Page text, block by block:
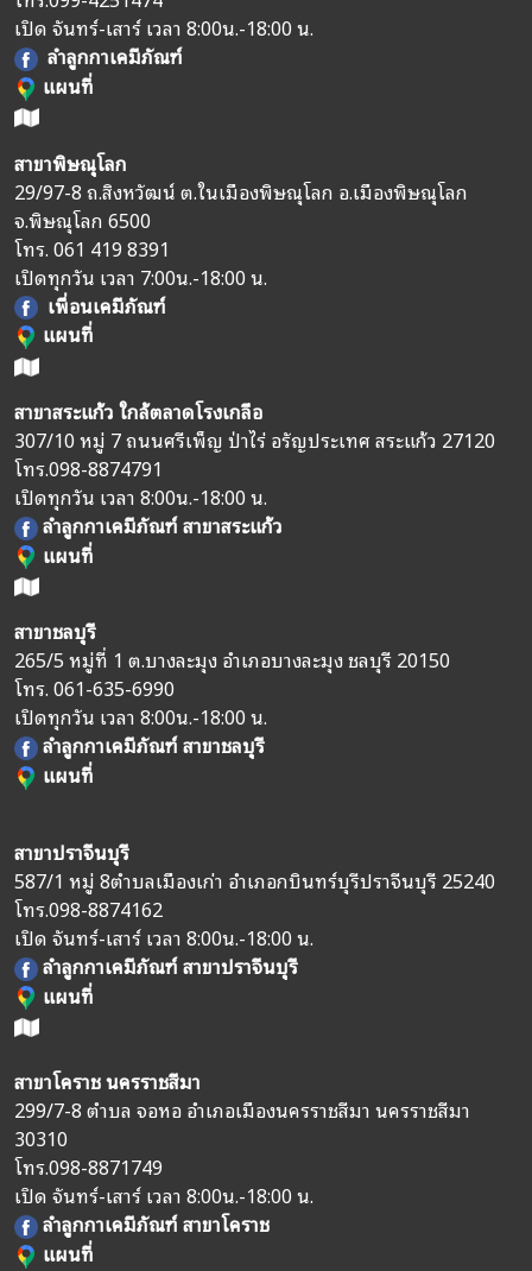
เปิด จันทร์-เสาร์ เวลา 8:00น.-18:00 น.
ลำลูกกาเคมีภัณฑ์
แผนที่
สาขาพิษณุโลก
29/97-8 ถ.สิงหวัฒน์ ต.ในเมืองพิษณุโลก อ.เมืองพิษณุโลก
จ.พิษณุโลก 6500
โทร.061 419 8391
เปิดทุกวัน เวลา 7:00น.-18:00 น.
เพื่อนเคมีภัณฑ์
แผนที่
สาขาสระแก้ว ใกล้ตลาดโรงเกลือ
307/10 หมู่ 7 ถนนศรีเพ็ญ ป่าไร่ อรัญประเทศ สระแก้ว 27120
โทร.098-8874791
เปิดทุกวัน เวลา 8:00น.-18:00 น.
ลำลูกกาเคมีภัณฑ์ สาขาสระแก้ว
แผนที่
สาขาชลบุรี
265/5 หมู่ที่ 1 ต.บางละมุง อำเภอบางละมุง ชลบุรี 20150
โทร.061-635-6990
เปิดทุกวัน เวลา 8:00น.-18:00 น.
ลำลูกกาเคมีภัณฑ์ สาขาชลบุรี
แผนที่
สาขาปราจีนบุรี
587/1 หมู่ 8ตำบลเมืองเก่า อำเภอกบินทร์บุรีปราจีนบุรี 25240
โทร.098-8874162
เปิด จันทร์-เสาร์ เวลา 8:00น.-18:00 น.
ลำลูกกาเคมีภัณฑ์ สาขาปราจีนบุรี
แผนที่
สาขาโคราช นครราชสีมา
299/7-8 ตำบล จอหอ อำเภอเมืองนครราชสีมา นครราชสีมา
30310
โทร.098-8871749
เปิด จันทร์-เสาร์ เวลา 8:00น.-18:00 น.
ลำลูกกาเคมีภัณฑ์ สาขาโคราช
แผนที่